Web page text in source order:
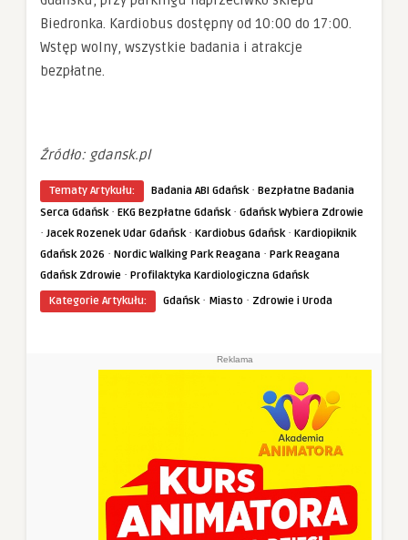
Biedronka. Kardiobus dostępny od 10:00 do 17:00.
Wstęp wolny, wszystkie badania i atrakcje
bezpłatne.
Źródło: gdansk.pl
Tematy Artykułu: Badania ABI Gdańsk· Bezpłatne Badania
Serca Gdańsk· EKG Bezpłatne Gdańsk· Gdańsk Wybiera Zdrowie
· Jacek Rozenek Udar Gdańsk· Kardiobus Gdańsk· Kardiopiknik
Gdańsk 2026 · Nordic Walking Park Reagana · Park Reagana
Gdańsk Zdrowie · Profilaktyka Kardiologiczna Gdańsk
Kategorie Artykułu:
Gdańsk· Miasto · Zdrowie i Uroda
Reklama